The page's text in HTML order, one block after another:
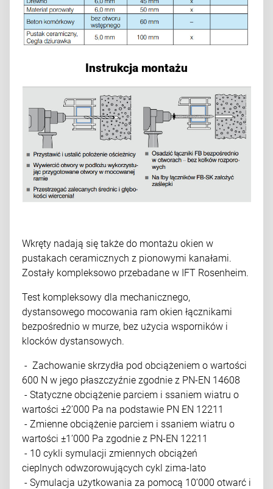
Instrukcja montażu
Wkręty nadają się także do montażu okien w
pustakach ceramicznych z pionowymi kanałami.
Zostały kompleksowo przebadane w IFT Rosenheim.
Test kompleksowy dla mechanicznego,
dystansowego mocowania ram okien łącznikami
bezpośrednio w murze, bez użycia wsporników i
klocków dystansowych.
- Zachowanie skrzydła pod obciążeniem o wartości
600 N w jego płaszczyźnie zgodnie z PN-EN 14608
- Statyczne obciążenie parciem i ssaniem wiatru o
wartości ±2’000 Pa na podstawie PN EN 12211
- Zmienne obciążenie parciem i ssaniem wiatru o
wartości ±1’000 Pa zgodnie z PN-EN 12211
- 10 cykli symulacji zmiennych obciążeń
cieplnych odwzorowujących cykl zima-lato
- Symulacja użytkowania za pomocą 10’000 otwarć i